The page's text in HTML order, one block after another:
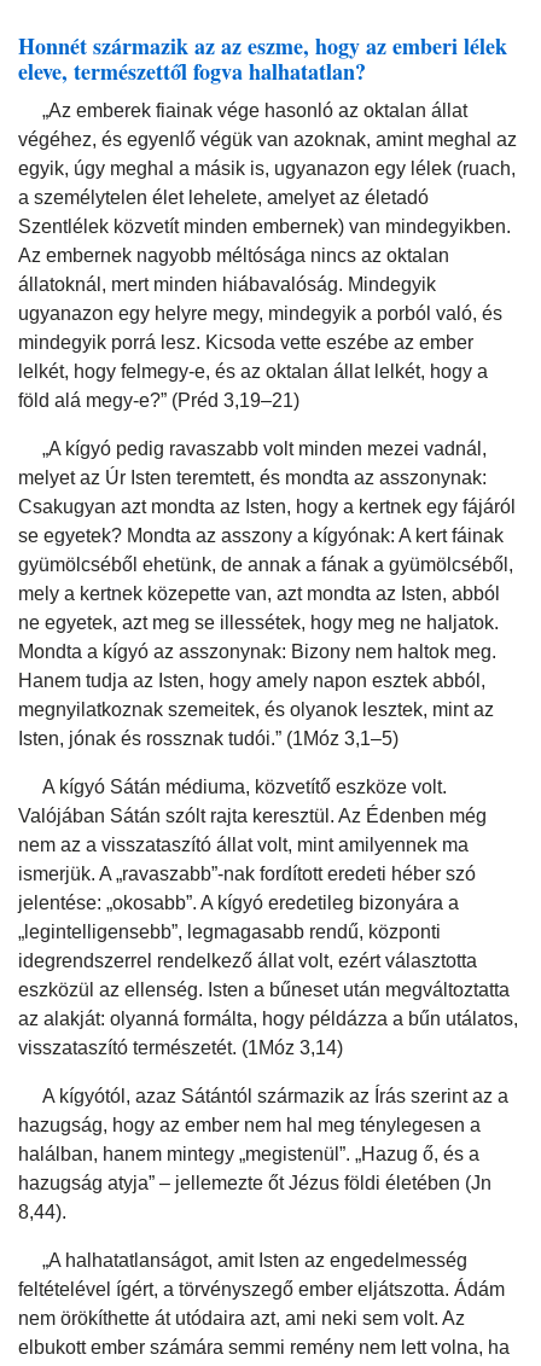
Honnét származik az az eszme, hogy az emberi lélek
eleve, természettől fogva halhatatlan?
„Az emberek fiainak vége hasonló az oktalan állat
végéhez, és egyenlő végük van azoknak, amint meghal az
egyik, úgy meghal a másik is, ugyanazon egy lélek (ruach,
a személytelen élet lehelete, amelyet az életadó
Szentlélek közvetít minden embernek) van mindegyikben.
Az embernek nagyobb méltósága nincs az oktalan
állatoknál, mert minden hiábavalóság. Mindegyik
ugyanazon egy helyre megy, mindegyik a porból való, és
mindegyik porrá lesz. Kicsoda vette eszébe az ember
lelkét, hogy felmegy-e, és az oktalan állat lelkét, hogy a
föld alá megy-e?” (Préd 3,19–21)
„A kígyó pedig ravaszabb volt minden mezei vadnál,
melyet az Úr Isten teremtett, és mondta az asszonynak:
Csakugyan azt mondta az Isten, hogy a kertnek egy fájáról
se egyetek? Mondta az asszony a kígyónak: A kert fáinak
gyümölcséből ehetünk, de annak a fának a gyümölcséből,
mely a kertnek közepette van, azt mondta az Isten, abból
ne egyetek, azt meg se illessétek, hogy meg ne haljatok.
Mondta a kígyó az asszonynak: Bizony nem haltok meg.
Hanem tudja az Isten, hogy amely napon esztek abból,
megnyilatkoznak szemeitek, és olyanok lesztek, mint az
Isten, jónak és rossznak tudói.” (1Móz 3,1–5)
A kígyó Sátán médiuma, közvetítő eszköze volt.
Valójában Sátán szólt rajta keresztül. Az Édenben még
nem az a visszataszító állat volt, mint amilyennek ma
ismerjük. A „ravaszabb”-nak fordított eredeti héber szó
jelentése: „okosabb”. A kígyó eredetileg bizonyára a
„legintelligensebb”, legmagasabb rendű, központi
idegrendszerrel rendelkező állat volt, ezért választotta
eszközül az ellenség. Isten a bűneset után megváltoztatta
az alakját: olyanná formálta, hogy példázza a bűn utálatos,
visszataszító természetét. (1Móz 3,14)
A kígyótól, azaz Sátántól származik az Írás szerint az a
hazugság, hogy az ember nem hal meg ténylegesen a
halálban, hanem mintegy „megistenül”. „Hazug ő, és a
hazugság atyja” – jellemezte őt Jézus földi életében (Jn
8,44).
„A halhatatlanságot, amit Isten az engedelmesség
feltételével ígért, a törvényszegő ember eljátszotta. Ádám
nem örökíthette át utódaira azt, ami neki sem volt. Az
elbukott ember számára semmi remény nem lett volna, ha